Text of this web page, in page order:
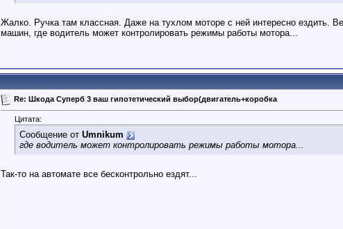
Жалко. Ручка там классная. Даже на тухлом моторе с ней интересно ездить.
машин, где водитель может контролировать режимы работы мотора...
Re: Шкода Суперб 3 ваш гипотетический выбор(двигатель+коробка
Цитата:
Сообщение от Umnikum
где водитель может контролировать режимы работы мотора...
Так-то на автомате все бесконтрольно ездят...